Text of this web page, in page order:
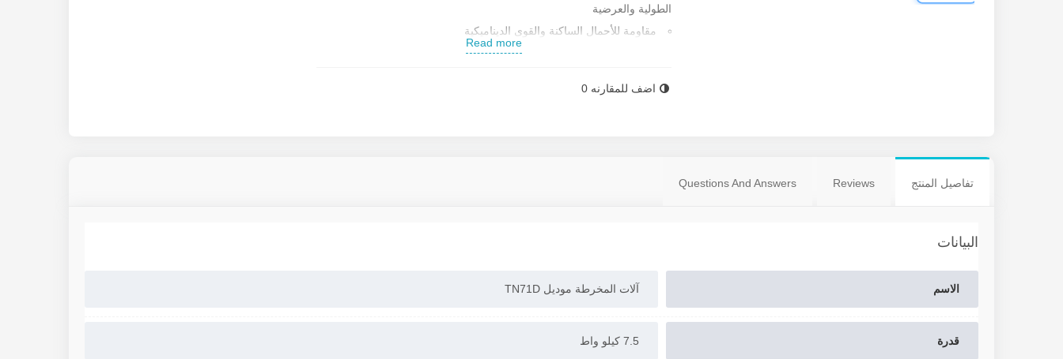
الطولية والعرضية
مقاومة للأحمال الساكنة والقوى الديناميكية
التروس والقنوات الطولية للطاولة مطلية ورجم
قطر العامل: 960 ملم
Read more
اضف للمقارنه 0
تفاصيل المنتج Reviews
Questions And Answers
البيانات
الاسم آلات المخرطة مودیل TN71D
قدرة 7.5 کیلو واط